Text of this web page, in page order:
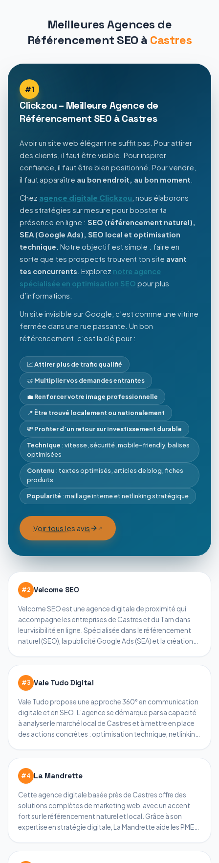
Meilleures Agences de
Référencement SEO à Castres
#1
Clickzou – Meilleure Agence de
Référencement SEO à Castres
Avoir un site web élégant ne suffit pas. Pour attirer
des clients, il faut être visible. Pour inspirer
confiance, il faut être bien positionné. Pour vendre,
il faut apparaître au bon endroit, au bon moment
Chez agence digitale Clickzou , nous élaborons
des stratégies sur mesure pour booster ta
présence en ligne : SEO (référencement naturel),
SEA (Google Ads), SEO local et optimisation
technique . Notre objectif est simple : faire en
sorte que tes prospects trouvent ton site avant
tes concurrents . Explorez notre agence
spécialisée en optimisation SEO pour plus
d’informations.
Un site invisible sur Google, c’est comme une vitrine
fermée dans une rue passante. Un bon
référencement, c’est la clé pour :
📈Attirer plus de trafic qualifié
🤝 Multiplier vos demandes entrantes
💼 Renforcer votre image professionnelle
📍 Être trouvé localement ou nationalement
💸 Profiter d’un retour sur investissement durable
Technique : vitesse, sécurité, mobile-friendly, balises
optimisées
Contenu : textes optimisés, articles de blog, fiches
produits
Popularité : maillage interne et netlinking stratégique
Voir tous les avis
#2 Velcome SEO
Velcome SEO est une agence digitale de proximité qui
accompagne les entreprises de Castres et du Tarn dans
leur visibilité en ligne. Spécialisée dans le référencement
naturel (SEO), la publicité Google Ads (SEA) et la création
positionnement des sites web et accroître le trafic qualifié.
#3 Vale Tudo Digital
Vale Tudo propose une approche 360° en communication
digitale et en SEO. L’agence se démarque par sa capacité
à analyser le marché local de Castres et à mettre en place
des actions concrètes : optimisation technique, netlinking,
opportunités commerciales.
#4 La Mandrette
Cette agence digitale basée près de Castres offre des
solutions complètes de marketing web, avec un accent
fort sur le référencement naturel et local. Grâce à son
expertise en stratégie digitale, La Mandrette aide les PME